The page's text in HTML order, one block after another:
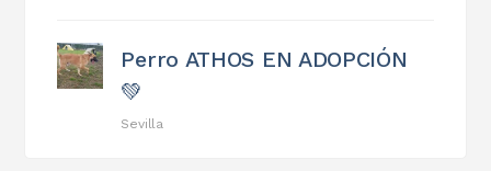
Perro ATHOS EN ADOPCIÓN
💚
Sevilla